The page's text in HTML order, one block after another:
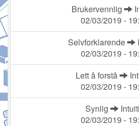
Brukervennlig
02/03/2019 -
Selvforklarende
02/03/2019 -
Lett å forstå
02/03/2019 -
Synlig
02/03/2019 -